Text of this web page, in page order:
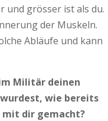
und grösser ist als du.
der Muskeln.
Abläufe und kann
Militär deinen
wie bereits
mit dir gemacht?